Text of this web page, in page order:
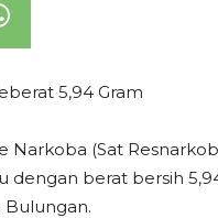
5,94 Gram
Narkoba (Sat
berat bersih
Bulungan.